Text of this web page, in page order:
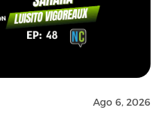
Ago 6, 2026